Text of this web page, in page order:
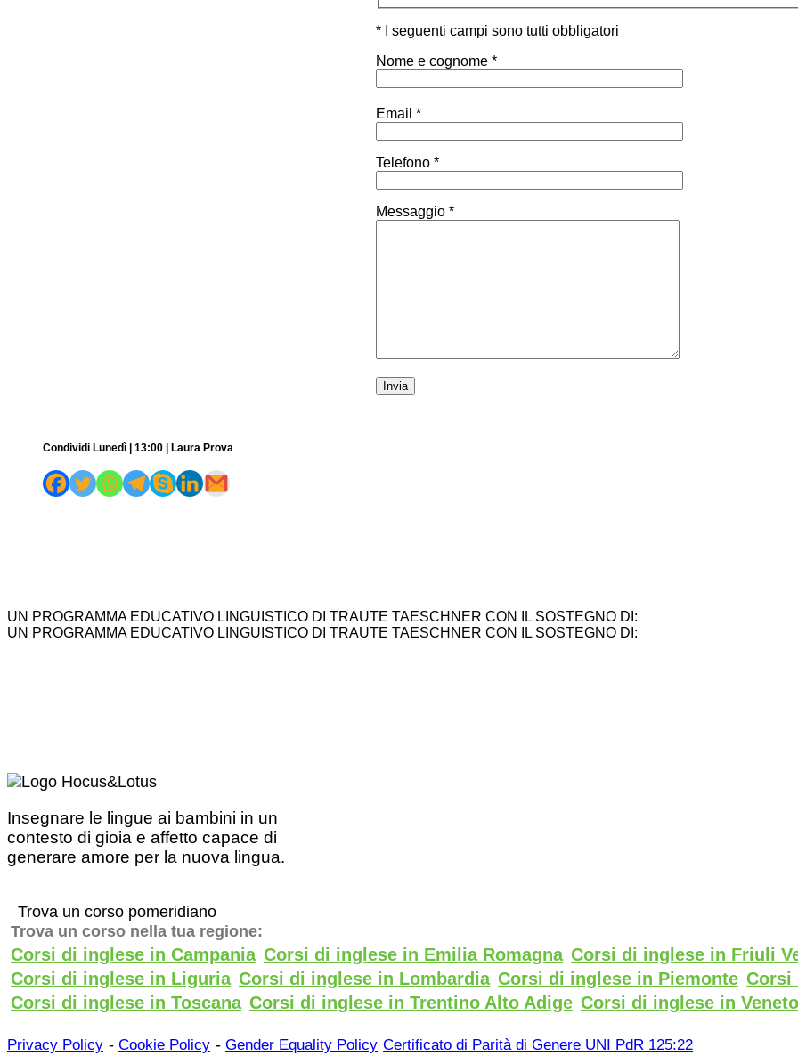
* I seguenti campi sono tutti obbligatori
Nome e cognome *
Email *
Telefono *
Messaggio *
Condividi Lunedì | 13:00 | Laura Prova
UN PROGRAMMA EDUCATIVO LINGUISTICO DI TRAUTE TAESCHNER CON IL SOSTEGNO DI:
UN PROGRAMMA EDUCATIVO LINGUISTICO DI TRAUTE TAESCHNER CON IL SOSTEGNO DI:
Insegnare le lingue ai bambini in un
contesto di gioia e affetto capace di
generare amore per la nuova lingua.
Trova un corso pomeridiano
Trova un corso nella tua regione:
Corsi di inglese in Campania Corsi di inglese in Emilia Romagna Corsi di inglese in Friuli
Corsi di inglese in Liguria Corsi di inglese in Lombardia Corsi di inglese in Piemonte Corsi
Corsi di inglese in Toscana Corsi di inglese in Trentino Alto Adige Corsi di inglese in Veneto
Privacy Policy - Cookie Policy - Gender Equality Policy Certificato di Parità di Genere UNI PdR 125:22